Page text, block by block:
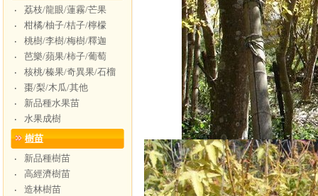
‧
荔枝/龍眼/蓮霧/芒果
‧
柑橘/柚子/桔子/檸檬
‧
桃樹/李樹/梅樹/釋迦
‧
芭樂/蘋果/柿子/葡萄
‧
核桃/榛果/奇異果/石榴
‧
棗/梨/木瓜/其他
‧
新品種水果苗
‧
水果成樹
樹苗
‧
新品種樹苗
‧
高經濟樹苗
‧
造林樹苗